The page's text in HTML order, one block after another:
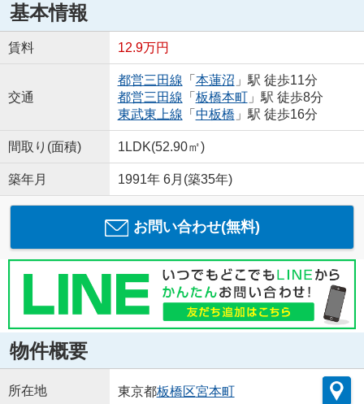
基本情報
賃料 12.9万円
交通
都営三田線 「 本蓮沼 」駅 徒歩11分
都営三田線 「 板橋本町」駅 徒歩8分
東武東上線 「 中板橋 」駅 徒歩16分
間取り(面積) 1LDK(52.90㎡)
築年月 1991年 6月(築35年)
お問い合わせ(無料)
物件概要
所在地 東京都板橋区宮本町